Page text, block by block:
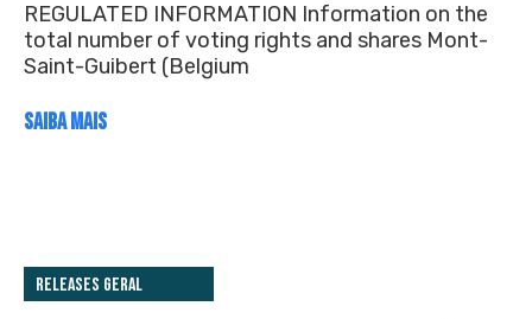
REGULATED INFORMATION Information on the
total number of voting rights and shares Mont-
Saint-Guibert (Belgium
SAIBA MAIS
Releases Geral